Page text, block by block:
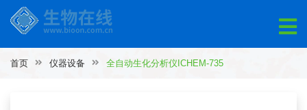
首页 仪器设备 全自动生化分析仪ICHEM-735